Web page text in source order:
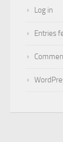
Log in
Entries